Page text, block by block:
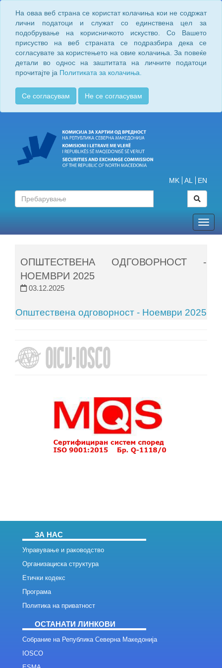
На оваа веб страна се користат колачиња кои не содржат
лични податоци и служат со единствена цел за
подобрување на корисничкото искуство. Со Вашето
присуство на веб страната се подразбира дека се
согласувате за користењето на овие колачиња. За повеќе
детали во однос на заштитата на личните податоци
прочитајте ја Политиката за колачиња.
Се согласувам Не се согласувам
MK AL EN
ОПШТЕСТВЕНА ОДГОВОРНОСТ -
НОЕМВРИ 2025
03.12.2025
Општествена одговорност - Ноември 2025
ЗА НАС
Управување и раководство
Организациска структура
Етички кодекс
Програма
Политика на приватност
ОСТАНАТИ ЛИНКОВИ
Собрание на Република Северна Македонија
IOSCO